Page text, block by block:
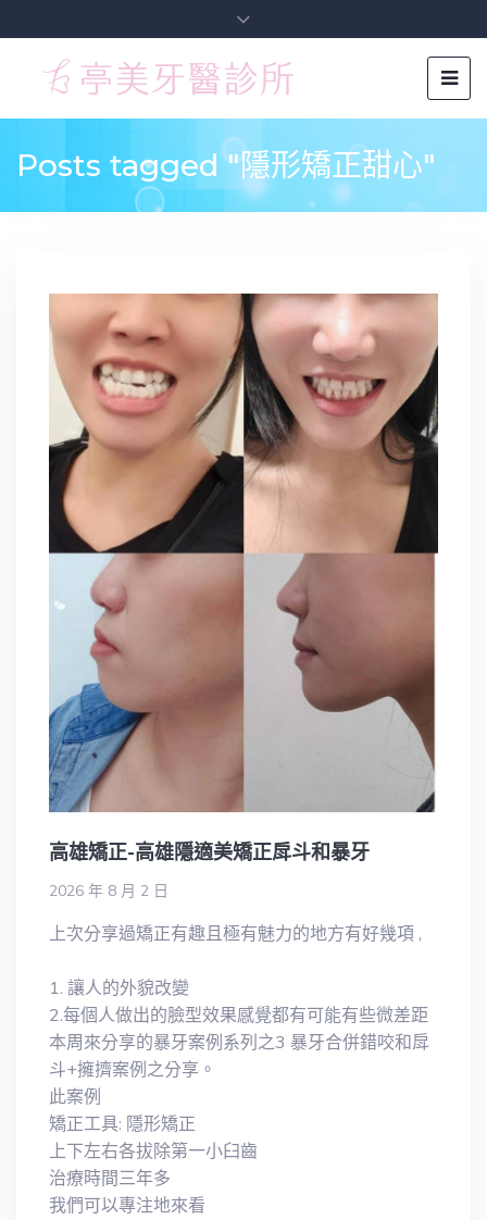
Posts tagged "隱形矯正甜心"
高雄矯正-高雄隱適美矯正戽斗和暴牙
2026 年 8 月 2 日
上次分享過矯正有趣且極有魅力的地方有好幾項 ,
1. 讓人的外貌改變
2.每個人做出的臉型效果感覺都有可能有些微差距
本周來分享的暴牙案例系列之3 暴牙合併錯咬和戽
斗+擁擠案例之分享。
此案例
矯正工具: 隱形矯正
上下左右各拔除第一小臼齒
治療時間三年多
我們可以專注地來看